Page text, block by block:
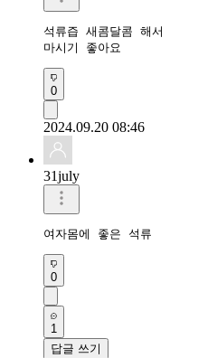
석류즙 새콤달콤 해서
마시기 좋아요
0
2024.09.20 08:46
31july
여자몸에 좋은 석류
0
1
답글 쓰기